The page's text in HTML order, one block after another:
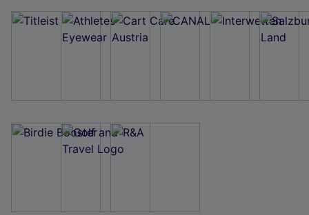
Wir und unsere Partner verarbeiten Daten, um
Verwendung genauer Standortdaten. Endgeräteeigenschaften zur Identifikation